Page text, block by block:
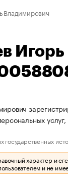
Владимирович
характер и
и не